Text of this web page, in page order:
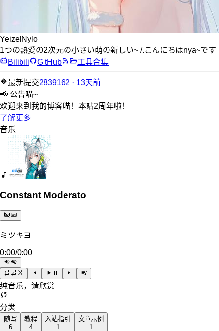
YeizelNylo
1つの熱愛の2次元の小さい萌の新しい~ /.こんにちはnya~です
Bilibili
GitHub 工具合集
最新提交2839162 · 13天前
📢 公告喵~
欢迎来到我的博客喵！本站2周年啦！
了解更多
音乐
Constant Moderato
ミツキヨ
0:00/0:00
纯音乐，请欣赏
分类
随写
6
教程
4
入站指引
1
文章示例
1